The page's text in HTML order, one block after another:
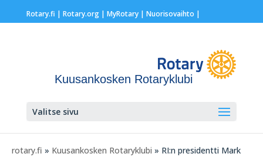
Rotary.fi | Rotary.org| MyRotary | Nuorisovaihto |
Kuusankosken Rotaryklubi
Valitse sivu
rotary.fi » Kuusankosken Rotaryklubi » RI:n presidentti Mark